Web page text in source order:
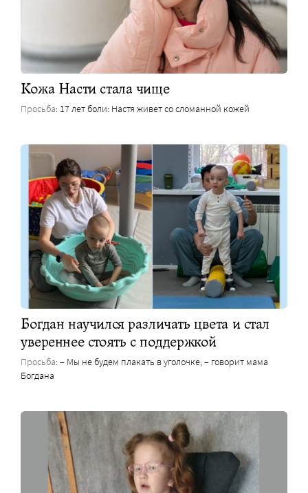
Кожа Насти стала чище
Просьба: 17 лет боли: Настя живет со сломанной кожей
Богдан научился различать цвета и стал
увереннее стоять с поддержкой
Просьба: – Мы не будем плакать в уголочке, – говорит мама
Богдана